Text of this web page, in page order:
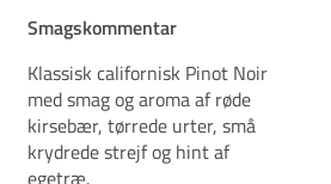
Smagskommentar
Klassisk californisk Pinot Noir
med smag og aroma af røde
kirsebær, tørrede urter, små
krydrede strejf og hint af
egetræ.